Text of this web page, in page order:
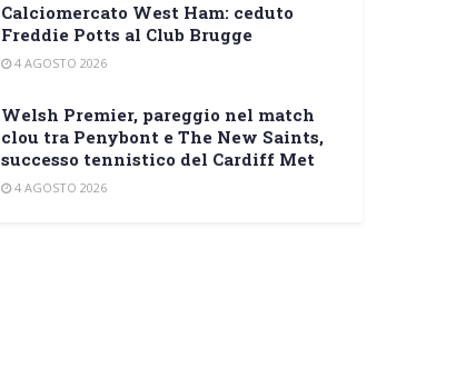
Calciomercato West Ham: ceduto
Freddie Potts al Club Brugge
4 AGOSTO 2026
Welsh Premier, pareggio nel match
clou tra Penybont e The New Saints,
successo tennistico del Cardiff Met
4 AGOSTO 2026